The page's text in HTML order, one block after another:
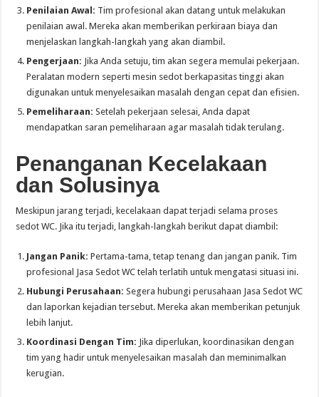
Penilaian Awal: Tim profesional akan datang untuk melakukan
penilaian awal. Mereka akan memberikan perkiraan biaya dan
menjelaskan langkah-langkah yang akan diambil.
Pengerjaan: Jika Anda setuju, tim akan segera memulai pekerjaan.
Peralatan modern seperti mesin sedot berkapasitas tinggi akan
digunakan untuk menyelesaikan masalah dengan cepat dan efisien.
Pemeliharaan: Setelah pekerjaan selesai, Anda dapat
mendapatkan saran pemeliharaan agar masalah tidak terulang.
Penanganan Kecelakaan
dan Solusinya
Meskipun jarang terjadi, kecelakaan dapat terjadi selama proses
sedot WC. Jika itu terjadi, langkah-langkah berikut dapat diambil:
Jangan Panik: Pertama-tama, tetap tenang dan jangan panik. Tim
profesional Jasa Sedot WC telah terlatih untuk mengatasi situasi ini.
Hubungi Perusahaan: Segera hubungi perusahaan Jasa Sedot WC
dan laporkan kejadian tersebut. Mereka akan memberikan petunjuk
lebih lanjut.
Koordinasi Dengan Tim: Jika diperlukan, koordinasikan dengan
tim yang hadir untuk menyelesaikan masalah dan meminimalkan
kerugian.